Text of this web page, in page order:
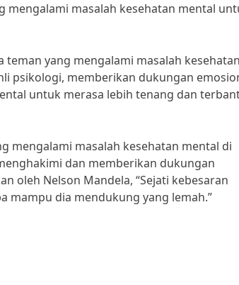
masalah kesehatan mental
yang mengalami masalah kesehatan
psikologi, memberikan dukungan
untuk merasa lebih tenang dan
mengalami masalah kesehatan mental di
dan memberikan dukungan
oleh Nelson Mandela, “Sejati kebesaran
mampu dia mendukung yang lemah.”